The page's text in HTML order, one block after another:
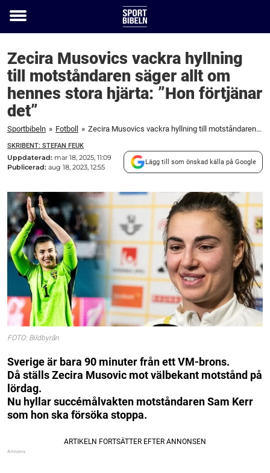
Toggle
Zecira Musovics vackra hyllning
till motståndaren säger allt om
hennes stora hjärta: ”Hon förtjänar
det”
Sportbibeln » Fotboll » Zecira Musovics vackra hyllning till motståndaren säger allt om hennes stora hjärta: "Hon förtjänar det"
SKRIBENT: STEFAN FEUK
Uppdaterad: mar 18, 2025, 11:09
Publicerad: aug 18, 2023, 12:55
Lägg till som önskad källa på Google
FOTO: Bildbyrån
Sverige är bara 90 minuter från ett VM-brons.
Då ställs Zecira Musovic mot välbekant motstånd på
lördag.
Nu hyllar succémålvakten motståndaren Sam Kerr
som hon ska försöka stoppa.